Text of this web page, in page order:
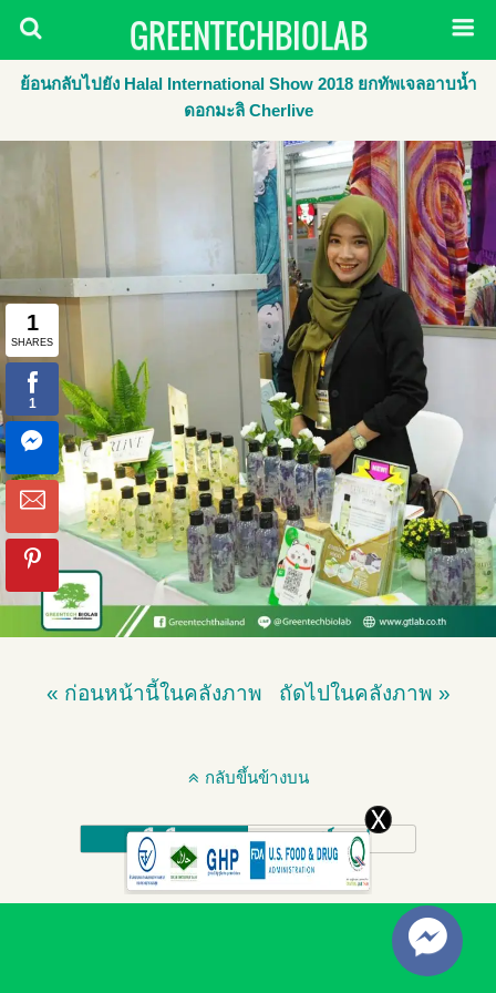
GREENTECHBIOLAB
ย้อนกลับไปยัง Halal International Show 2018 ยกทัพเจลอาบน้ำ
ดอกมะลิ Cherlive
« ก่อนหน้านี้ในคลังภาพ ถัดไปในคลังภาพ »
กลับขึ้นข้างบน
มือถือ เดสก์ทอป